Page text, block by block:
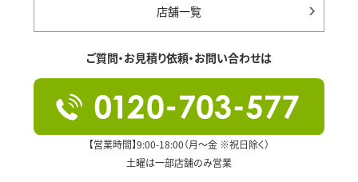
店舗一覧
ご質問・お見積り依頼・お問い合わせは
【営業時間】9:00-18:00（月～金 ※祝日除く）
土曜は一部店舗のみ営業